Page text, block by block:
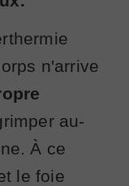
n'arrive
au-
À ce
le foie